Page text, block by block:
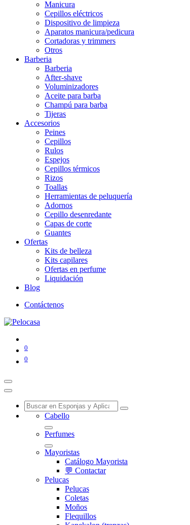
Manicura
Cepillos eléctricos
Dispositivo de limpieza
Aparatos manicura/pedicura
Cortadoras y trimmers
Otros
Barberia
Barberia
After-shave
Voluminizadores
Aceite para barba
Champú para barba
Tijeras
Accesorios
Peines
Cepillos
Rulos
Espejos
Cepillos térmicos
Rizos
Toallas
Herramientas de peluquería
Adornos
Cepillo desenredante
Capas de corte
Guantes
Ofertas
Kits de belleza
Kits capilares
Ofertas en perfume
Liquidación
Blog
Contáctenos
0
0
Cabello
Perfumes
Mayoristas
Catálogo Mayorista
💬 Contactar
Pelucas
Pelucas
Coletas
Moños
Flequillos